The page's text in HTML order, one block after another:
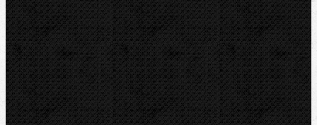
CBC
KEMPER